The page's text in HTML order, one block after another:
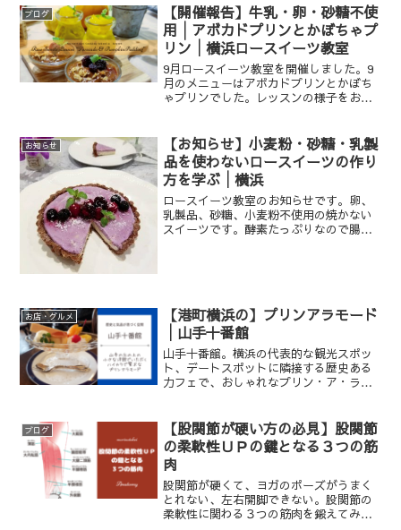
ブログ
【開催報告】牛乳・卵・砂糖不使
用│アボカドプリンとかぼちゃプ
リン│横浜ロースイーツ教室
9月ロースイーツ教室を開催しました。9
月のメニューはアボカドプリンとかぼち
ゃプリンでした。レッスンの様子をお伝
お知らせ
【お知らせ】小麦粉・砂糖・乳製
品を使わないロースイーツの作り
方を学ぶ│横浜
ロースイーツ教室のお知らせです。卵、
乳製品、砂糖、小麦粉不使用の焼かない
スイーツです。酵素たっぷりなので腸内
お店・グルメ
【港町横浜の】プリンアラモード
│山手十番館
山手十番館。横浜の代表的な観光スポッ
ト、デートスポットに隣接する歴史ある
力フェで、おしゃれなプリン・ア・ラ・
ブログ
【股関節が硬い方の必見】股関節
の柔軟性ＵＰの鍵となる３つの筋
肉
股関節が硬くて、ヨガのポーズがうまく
とれない、左右開脚できない。股関節の
柔軟性に関わる３つの筋肉を鍛えてみる